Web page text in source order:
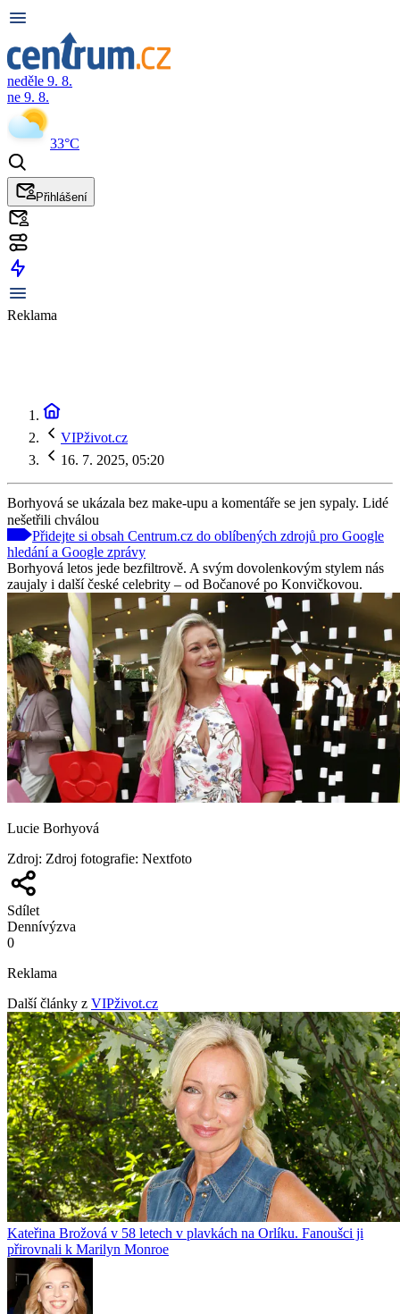
neděle 9. 8.
ne 9. 8.
33°C
Přihlášení
Reklama
VIPživot.cz
16. 7. 2025, 05:20
Borhyová se ukázala bez make-upu a komentáře se jen sypaly. Lidé
nešetřili chválou
Přidejte si obsah Centrum.cz do oblíbených zdrojů pro Google
hledání a Google zprávy
Borhyová letos jede bezfiltrově. A svým dovolenkovým stylem nás
zaujaly i další české celebrity – od Bočanové po Konvičkovou.
Lucie Borhyová
Zdroj: Zdroj fotografie: Nextfoto
Sdílet
Dennívýzva
0
Reklama
Další články z VIPživot.cz
Kateřina Brožová v 58 letech v plavkách na Orlíku. Fanoušci ji
přirovnali k Marilyn Monroe